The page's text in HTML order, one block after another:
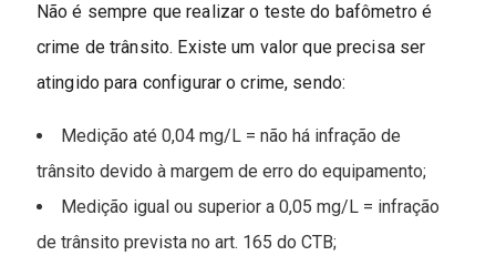
Não é sempre que realizar o teste do bafômetro é
crime de trânsito. Existe um valor que precisa ser
atingido para configurar o crime, sendo:
Medição até 0,04 mg/L = não há infração de
trânsito devido à margem de erro do equipamento;
Medição igual ou superior a 0,05 mg/L = infração
de trânsito prevista no art. 165 do CTB;